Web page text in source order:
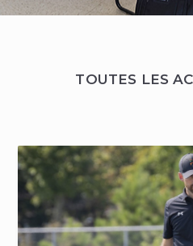
Actualités
TOUTES LES